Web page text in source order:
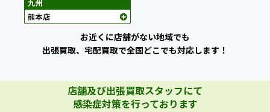
お近くに店舗がない地域でも
出張買取、宅配買取で全国どこでも対応します！
店舗及び出張買取スタッフにて
感染症対策を行っております